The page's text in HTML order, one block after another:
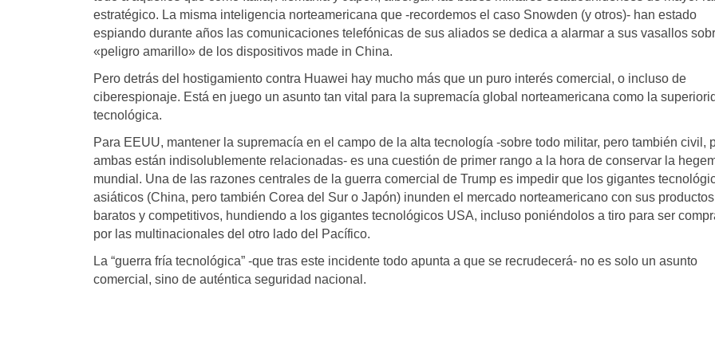
estratégico. La misma inteligencia norteamericana que -recordemos el caso Snowden (y otros)- han estado
espiando durante años las comunicaciones telefónicas de sus aliados se dedica a alarmar a sus vasallos
«peligro amarillo» de los dispositivos made in China.
Pero detrás del hostigamiento contra Huawei hay mucho más que un puro interés comercial, o incluso de
ciberespionaje. Está en juego un asunto tan vital para la supremacía global norteamericana como la
tecnológica.
Para EEUU, mantener la supremacía en el campo de la alta tecnología -sobre todo militar, pero también civil,
ambas están indisolublemente relacionadas- es una cuestión de primer rango a la hora de conservar la
mundial. Una de las razones centrales de la guerra comercial de Trump es impedir que los gigantes
asiáticos (China, pero también Corea del Sur o Japón) inunden el mercado norteamericano con sus productos
baratos y competitivos, hundiendo a los gigantes tecnológicos USA, incluso poniéndolos a tiro para ser
por las multinacionales del otro lado del Pacífico.
La “guerra fría tecnológica” -que tras este incidente todo apunta a que se recrudecerá- no es solo un asunto
comercial, sino de auténtica seguridad nacional.